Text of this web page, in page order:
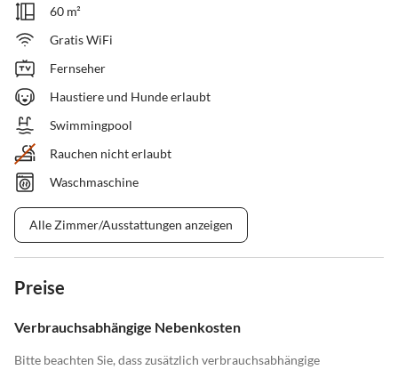
60 m²
Gratis WiFi
Fernseher
Haustiere und Hunde erlaubt
Swimmingpool
Rauchen nicht erlaubt
Waschmaschine
Alle Zimmer/Ausstattungen anzeigen
Preise
Verbrauchsabhängige Nebenkosten
Bitte beachten Sie, dass zusätzlich verbrauchsabhängige